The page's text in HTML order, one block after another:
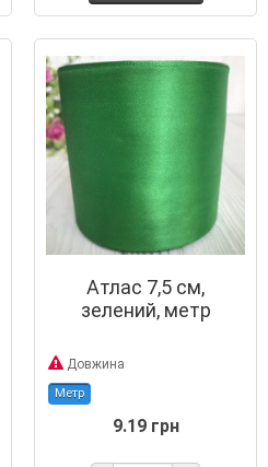
Атлас 7,5 см,
зелений, метр
Довжина
Метр
9.19 грн